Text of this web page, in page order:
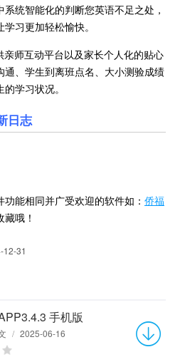
统智能化的判断您英语不足之处，
习更加轻松愉快。
亲师互动平台以及家长个人化的贴心
通、学生到离班点名、大小测验成绩
学习状况。
日志
能相同并广受欢迎的软件如： 侨福
哦！
12-31
手机版
/ 2025-06-16